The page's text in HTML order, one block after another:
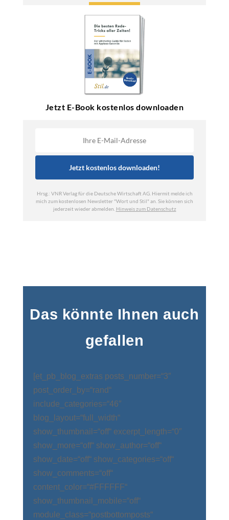
Das könnte Ihnen auch
gefallen
[et_pb_blog_extras posts_number=“3″
post_order_by=“rand“
include_categories=“46″
blog_layout=“full_width“
show_thumbnail=“off“ excerpt_length=“0″
show_more=“off“ show_author=“off“
show_date=“off“ show_categories=“off“
show_comments=“off“
content_color=“#FFFFFF“
show_thumbnail_mobile=“off“
module_class=“postbottomposts“